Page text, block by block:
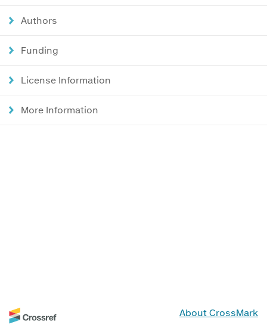
Authors
Funding
License Information
More Information
About CrossMark